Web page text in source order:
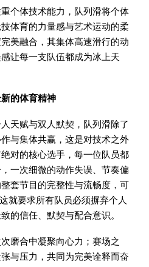
个体技术能力，队列滑将个体
体育的力量感与艺术运动的柔
美融合，其集体高速滑行的动
让每一支队伍都成为冰上天
新的体育精神
天赋与双人默契，队列滑除了
与集体共赢，这是对技术之外
对的核心选手，每一位队员都
一次细微的动作失误、节奏偏
套节目的完整性与流畅度，可
就要求所有队员必须摒弃个人
的信任、默契与配合意识。
磨合中凝聚向心力；赛场之
与压力，共同为完美诠释而奋